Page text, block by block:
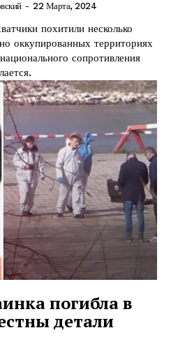
- 22 Марта, 2024
похитили несколько
оккупированных территориях
сопротивления
погибла в
детали